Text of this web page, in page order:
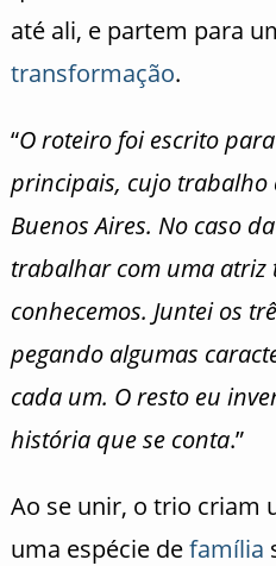
até ali, e partem para
transformação.
“O roteiro foi escrito
principais, cujo trabalho
Buenos Aires. No caso
trabalhar com uma atriz
conhecemos. Juntei os
pegando algumas
cada um. O resto eu
história que se conta.”
Ao se unir, o trio criam
uma espécie defamília